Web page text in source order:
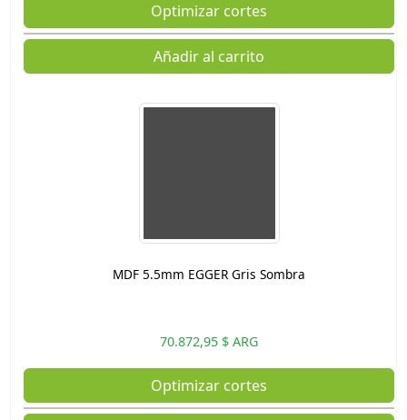
Optimizar cortes
Añadir al carrito
MDF 5.5mm EGGER Gris Sombra
70.872,95 $ ARG
Optimizar cortes